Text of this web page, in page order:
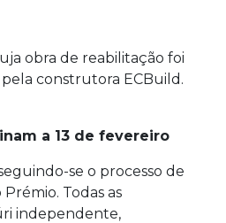
obra de reabilitação foi
construtora ECBuild.
a 13 de fevereiro
se o processo de
Todas as
independente,